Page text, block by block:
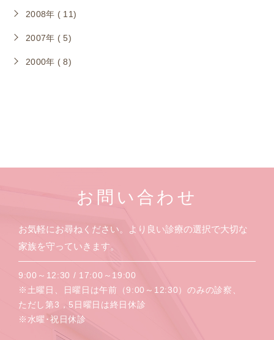
2008年 ( 11)
2007年 ( 5)
2000年 ( 8)
お問い合わせ
お気軽にお尋ねください。より良い診療の選択で大切な
家族を守っていきます。
9:00～12:30 / 17:00～19:00
※土曜日、日曜日は午前（9:00～12:30）のみの診察、
ただし第3，5日曜日は終日休診
※水曜･祝日休診